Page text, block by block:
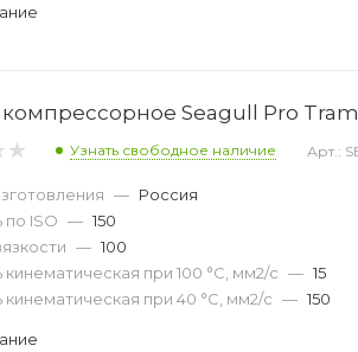
Seagull Pro
Узнать свободное наличие Арт.:
— Россия
по ISO — 150
— 100
кинематическая при 100 °С, мм2/с — 15
кинематическая при 40 °С, мм2/с — 150